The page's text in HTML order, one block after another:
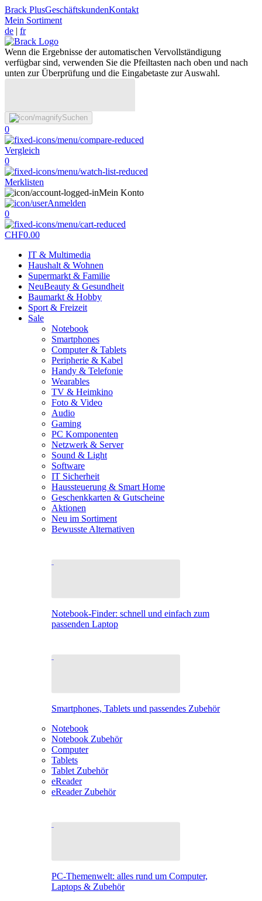
Brack PlusGeschäftskundenKontakt
Mein Sortiment
de | fr
Wenn die Ergebnisse der automatischen Vervollständigung
verfügbar sind, verwenden Sie die Pfeiltasten nach oben und nach
unten zur Überprüfung und die Eingabetaste zur Auswahl.
Suchen
0
Vergleich
0
Merklisten
Mein Konto
Anmelden
0
CHF0.00
IT & Multimedia
Haushalt & Wohnen
Supermarkt & Familie
NeuBeauty & Gesundheit
Baumarkt & Hobby
Sport & Freizeit
Sale
Notebook
Smartphones
Computer & Tablets
Peripherie & Kabel
Handy & Telefonie
Wearables
TV & Heimkino
Foto & Video
Audio
Gaming
PC Komponenten
Netzwerk & Server
Sound & Light
Software
IT Sicherheit
Haussteuerung & Smart Home
Geschenkkarten & Gutscheine
Aktionen
Neu im Sortiment
Bewusste Alternativen
Notebook-Finder: schnell und einfach zum
passenden Laptop
Smartphones, Tablets und passendes Zubehör
Notebook
Notebook Zubehör
Computer
Tablets
Tablet Zubehör
eReader
eReader Zubehör
PC-Themenwelt: alles rund um Computer,
Laptops & Zubehör